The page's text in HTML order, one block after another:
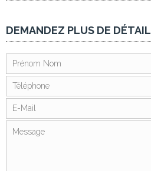
DEMANDEZ PLUS DE